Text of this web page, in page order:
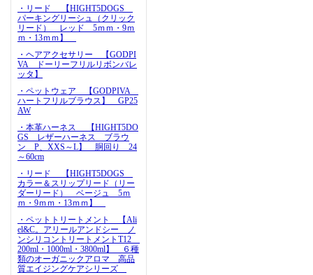
・リード 【HIGHT5DOGS
パーキングリーシュ（クリック
リード） レッド 5ｍｍ・9ｍ
ｍ・13ｍｍ】
・ヘアアクセサリー 【GODPI
VA ドーリーフリルリボンバレ
ッタ】
・ペットウェア 【GODPIVA
ハートフリルブラウス】 GP25
AW
・本革ハーネス 【HIGHT5DO
GS レザーハーネス ブラウ
ン P、XXS～L】 胴回り 24
～60cm
・リード 【HIGHT5DOGS
カラー＆スリップリード（リー
ダーリード） ベージュ 5ｍ
ｍ・9ｍｍ・13ｍｍ】
・ペットトリートメント 【Ali
el&C。アリールアンドシー ノ
ンシリコントリートメントT12
200ml・1000ml・3800ml】 ６種
類のオーガニックアロマ 高品
質エイジングケアシリーズ